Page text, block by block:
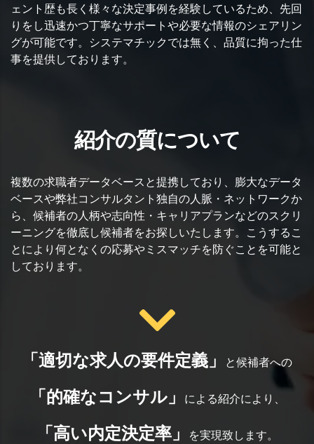
ェント歴も⾧く様々な決定事例を経験しているため、先回
りをし迅速かつ丁寧なサポートや必要な情報のシェアリン
グが可能です。システマチックでは無く、品質に拘った仕
事を提供しております。
紹介の質について
複数の求職者データベースと提携しており、膨⼤なデータ
ベースや弊社コンサルタント独⾃の人脈・ネットワークか
ら、候補者の⼈柄や志向性・キャリアプランなどのスクリ
ーニングを徹底し候補者をお探しいたします。こうするこ
とにより何となくの応募やミスマッチを防ぐことを可能と
しております。
「適切な求人の要件定義」 と候補者への
「的確なコンサル」 による紹介により、
「高い内定決定率」 を実現致します。